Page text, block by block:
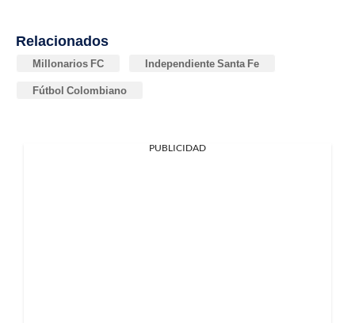
Relacionados
Millonarios FC Independiente Santa Fe
Fútbol Colombiano
PUBLICIDAD